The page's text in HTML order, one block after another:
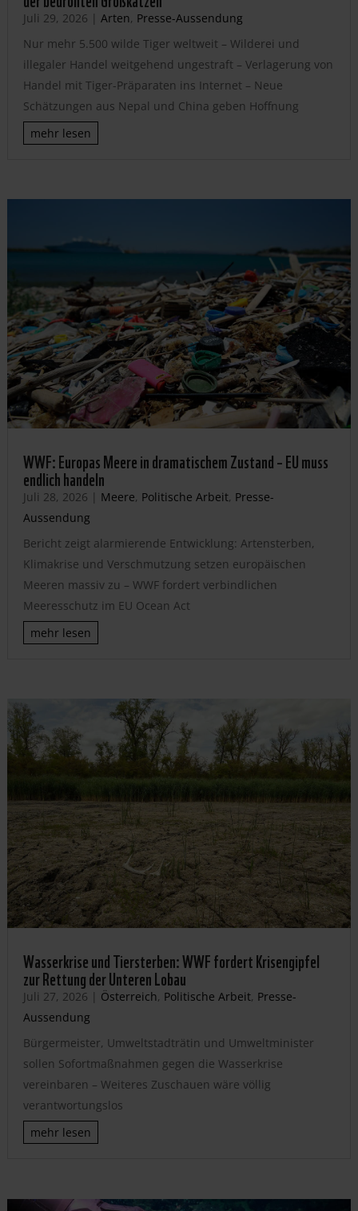
Juli 29, 2026 | Arten, Presse-Aussendung
Nur mehr 5.500 wilde Tiger weltweit – Wilderei und
illegaler Handel weitgehend ungestraft – Verlagerung von
Handel mit Tiger-Präparaten ins Internet – Neue
Schätzungen aus Nepal und China geben Hoffnung
mehr lesen
WWF: Europas Meere in dramatischem Zustand – EU muss
endlich handeln
Juli 28, 2026 | Meere, Politische Arbeit, Presse-
Aussendung
Bericht zeigt alarmierende Entwicklung: Artensterben,
Klimakrise und Verschmutzung setzen europäischen
Meeren massiv zu – WWF fordert verbindlichen
Meeresschutz im EU Ocean Act
mehr lesen
Wasserkrise und Tiersterben: WWF fordert Krisengipfel
zur Rettung der Unteren Lobau
Juli 27, 2026 | Österreich, Politische Arbeit, Presse-
Aussendung
Bürgermeister, Umweltstadträtin und Umweltminister
sollen Sofortmaßnahmen gegen die Wasserkrise
vereinbaren – Weiteres Zuschauen wäre völlig
verantwortungslos
mehr lesen